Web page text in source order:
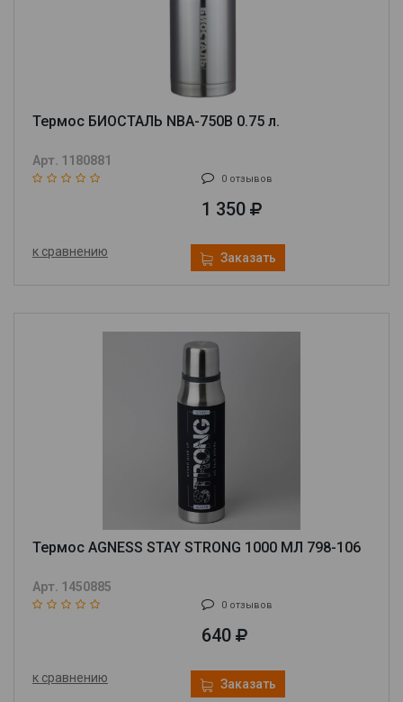
Термос БИОСТАЛЬ NBA-750B 0.75 л.
Арт. 1180881
0 отзывов
1 350
к сравнению Заказать
Термос AGNESS STAY STRONG 1000 МЛ 798-106
Арт. 1450885
0 отзывов
640
к сравнению Заказать